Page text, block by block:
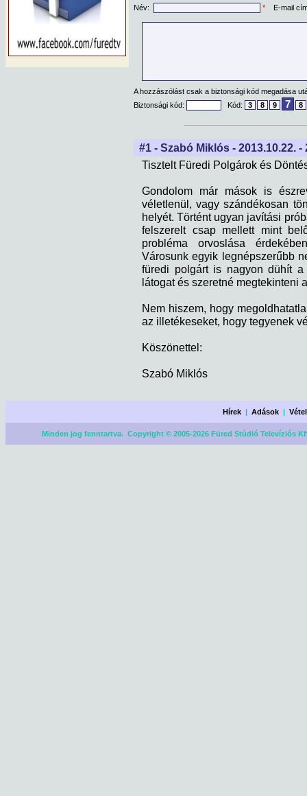
Név: * E-mail
A hozzászólást csak a biztonsági kód megadása
Biztonsági kód:
Kód: 3 8 9 7 8
#1 - Szabó Miklós - 2013.10.22. -
Tisztelt Füredi Polgárok és
Gondolom már mások is
véletlenül, vagy szándékosan
helyét. Történt ugyan javítási
felszerelt csap mellett mint
probléma orvoslása
Városunk egyik legnépszerűbb
füredi polgárt is nagyon dühít
látogat és szeretné megtekinteni
Nem hiszem, hogy
az illetékeseket, hogy tegyenek
Köszönettel:
Szabó Miklós
Hírek |Adások |
Minden jog fenntartva. Copyright © 2005-2026 Füred Stúdió Televíziós